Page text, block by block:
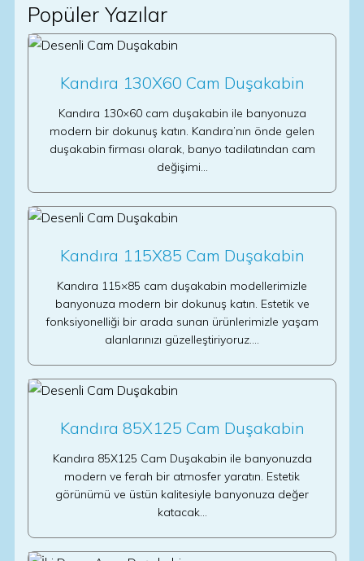
Popüler Yazılar
Kandıra 130X60 Cam Duşakabin
Kandıra 130×60 cam duşakabin ile banyonuza
modern bir dokunuş katın. Kandıra’nın önde gelen
duşakabin firması olarak, banyo tadilatından cam
değişimi…
Kandıra 115X85 Cam Duşakabin
Kandıra 115×85 cam duşakabin modellerimizle
banyonuza modern bir dokunuş katın. Estetik ve
fonksiyonelliği bir arada sunan ürünlerimizle yaşam
alanlarınızı güzelleştiriyoruz.…
Kandıra 85X125 Cam Duşakabin
Kandıra 85X125 Cam Duşakabin ile banyonuzda
modern ve ferah bir atmosfer yaratın. Estetik
görünümü ve üstün kalitesiyle banyonuza değer
katacak…